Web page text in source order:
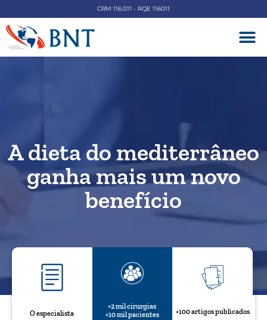
CRM 116.011 - RQE 116011
A dieta do mediterrâneo
ganha mais um novo
benefício
O especialista
+2 mil cirurgias
+10 mil pacientes
+100 artigos publicados